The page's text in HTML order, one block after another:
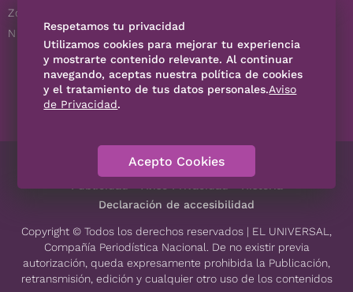
Zoociales
Nuevos Queretanos
Consultas
SÍGUENOS
Contáctanos Código de Ética
Declaración de accesibilidad
Copyright © Todos los derechos reservados | EL UNIVERSAL,
Compañía Periodística Nacional. De no existir previa
autorización, queda expresamente prohibida la Publicación,
retransmisión, edición y cualquier otro uso de los contenidos
Respetamos tu privacidad
Utilizamos cookies para mejorar tu experiencia
y mostrarte contenido relevante. Al continuar
navegando, aceptas nuestra política de cookies
y el tratamiento de tus datos personales.Aviso
de Privacidad.
Acepto Cookies